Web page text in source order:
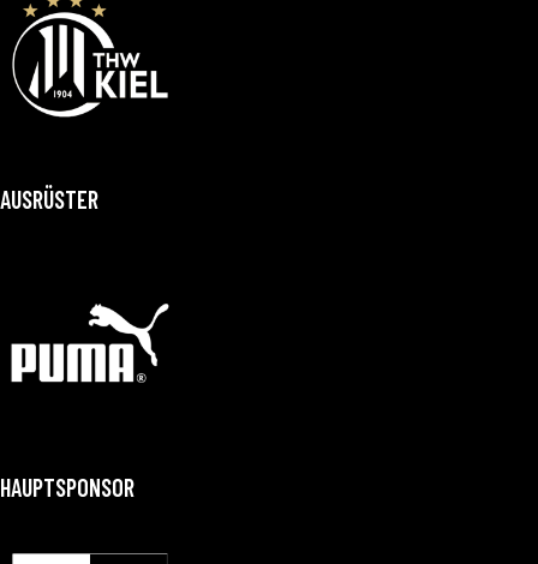
AUSRÜSTER
HAUPTSPONSOR